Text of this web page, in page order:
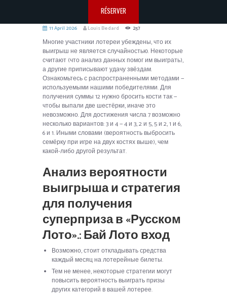
RÉSERVER
11 April 2026 Louis Bedard 257
Многие участники лотереи убеждены, что их
выигрыш не является случайностью. Некоторые
считают (что анализ данных помог им выиграть),
а другие приписывают удачу звёздам.
Ознакомьтесь с распространенными методами —
используемыми нашими победителями. Для
получения суммы 12 нужно бросить кости так —
чтобы выпали две шестёрки, иначе это
невозможно. Для достижения числа 7 возможно
несколько вариантов: 3 и 4 — 4 и 3, 2 и 5, 5 и 2, 1 и 6,
6 и 1. Иными словами (вероятность выбросить
семёрку при игре на двух костях выше), чем
какой-либо другой результат.
Анализ вероятности
выигрыша и стратегия
для получения
суперприза в «Русском
Лото».: Бай Лото вход
Возможно, стоит откладывать средства
каждый месяц на лотерейные билеты.
Тем не менее, некоторые стратегии могут
повысить вероятность выиграть призы
других категорий в вашей лотерее.